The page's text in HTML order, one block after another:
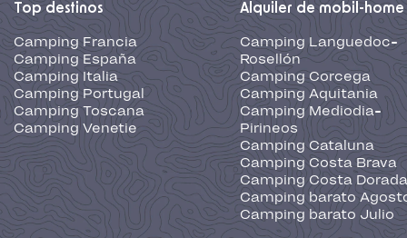
Top destinos
Camping Francia
Camping España
Camping Italia
Camping Portugal
Camping Toscana
Camping Venetie
Alquiler de mobil-home
Camping Languedoc-
Rosellón
Camping Corcega
Camping Aquitania
Camping Mediodia-
Pirineos
Camping Cataluna
Camping Costa Brava
Camping Costa Dorada
Camping barato
Camping barato Julio